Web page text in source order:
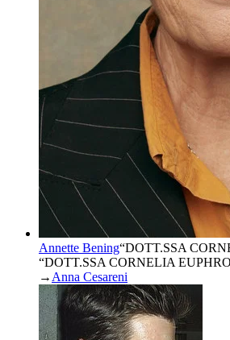
Annette Bening“DOTT.SSA
“DOTT.SSA CORNELIA
→ Anna Cesareni